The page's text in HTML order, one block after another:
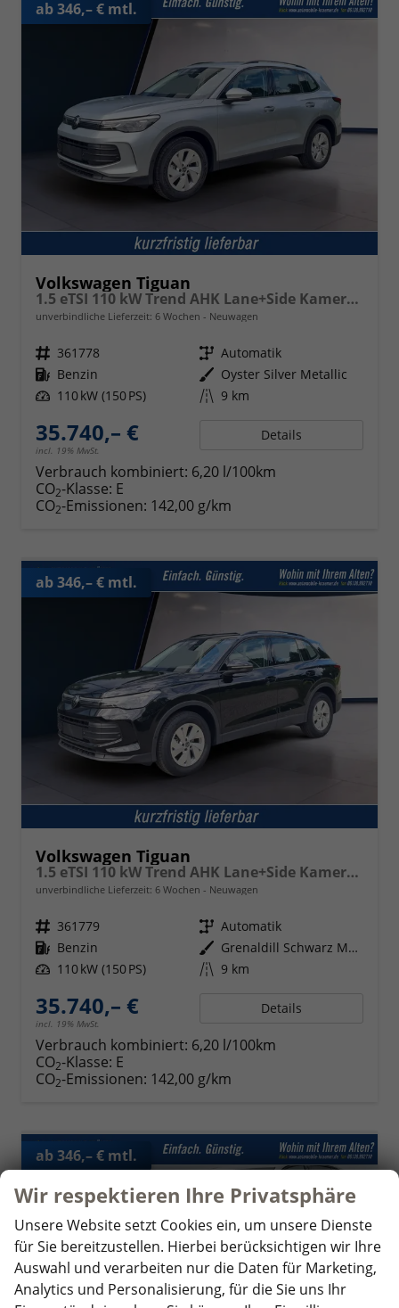
ab 346,– € mtl.
Volkswagen Tiguan
1.5 eTSI 110 kW Trend AHK Lane+Side Kamera VZE
unverbindliche Lieferzeit: 6 Wochen Neuwagen
Fahrzeugnr. 361778 Getriebe Automatik
Kraftstoff Benzin Außenfarbe Oyster Silver Metallic
Leistung 110 kW (150 PS) Kilometerstand 9 km
35.740,– €
incl. 19% MwSt.
Details
Verbrauch kombiniert: 6,20 l/100km
CO2-Klasse: E
CO2-Emissionen: 142,00 g/km
ab 346,– € mtl.
Volkswagen Tiguan
1.5 eTSI 110 kW Trend AHK Lane+Side Kamera VZE
unverbindliche Lieferzeit: 6 Wochen Neuwagen
Fahrzeugnr. 361779 Getriebe Automatik
Kraftstoff Benzin Außenfarbe
Grenaldill Schwarz Metallic
Leistung 110 kW (150 PS) Kilometerstand 9 km
35.740,– €
incl. 19% MwSt.
Details
Verbrauch kombiniert: 6,20 l/100km
CO2-Klasse: E
CO2-Emissionen: 142,00 g/km
ab 346,– € mtl.
Wir respektieren Ihre Privatsphäre
Unsere Website setzt Cookies ein, um unsere Dienste
für Sie bereitzustellen. Hierbei berücksichtigen wir Ihre
Auswahl und verarbeiten nur die Daten für Marketing,
Analytics und Personalisierung, für die Sie uns Ihr